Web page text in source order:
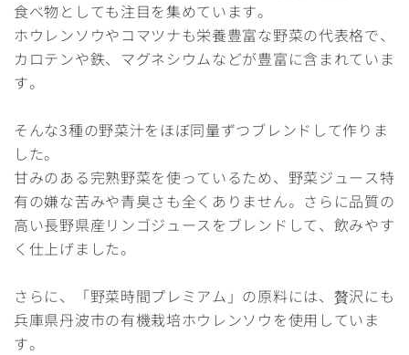
食べ物としても注目を集めています。
ホウレンソウやコマツナも栄養豊富な野菜の代表格で、
カロテンや鉄、マグネシウムなどが豊富に含まれていま
す。
そんな3種の野菜汁をほぼ同量ずつブレンドして作りま
した。
甘みのある完熟野菜を使っているため、野菜ジュース特
有の嫌な苦みや青臭さも全くありません。さらに品質の
高い長野県産リンゴジュースをブレンドして、飲みやす
く仕上げました。
さらに、「野菜時間プレミアム」の原料には、贅沢にも
兵庫県丹波市の有機栽培ホウレンソウを使用していま
す。